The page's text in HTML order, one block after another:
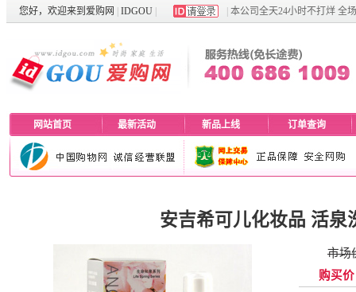
您好，欢迎来到 爱购网 IDGOU 本公司全天24小时不打烊 全
网站首页 最新活动 新品上线 订单查询
安吉希可儿化妆品 活泉
市场
购买